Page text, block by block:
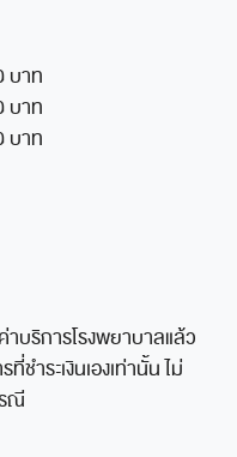
บาท
บาท
บาท
บริการโรงพยาบาลแล้ว
ำระเงินเองเท่านั้น ไม่
ณี